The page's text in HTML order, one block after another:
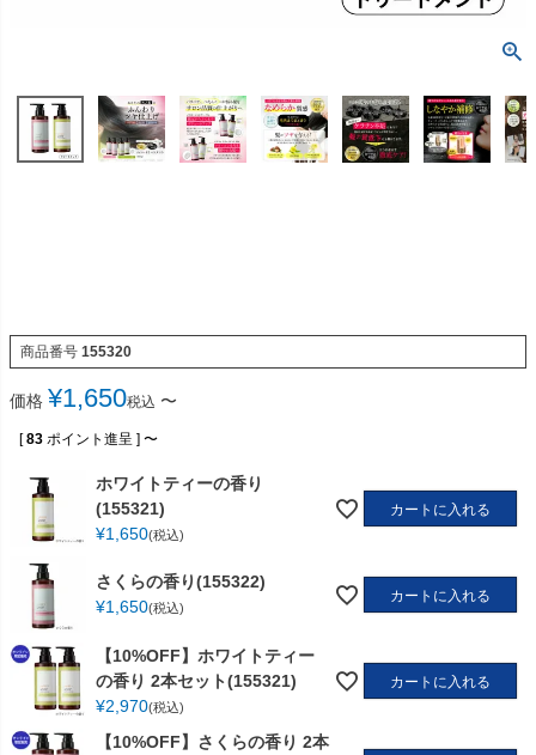
商品番号 155320
価格 ¥1,650税込 〜
[ 83 ポイント進呈 ] 〜
ホワイトティーの香り
(155321)
¥1,650 税込
カートに入れる
さくらの香り(155322)
¥1,650 税込
カートに入れる
【10%OFF】ホワイトティー
の香り 2本セット(155321)
¥2,970 税込
カートに入れる
【10%OFF】さくらの香り 2本